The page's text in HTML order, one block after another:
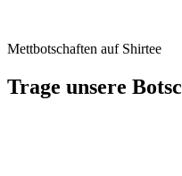
Mettbotschaften auf Shirtee
Trage unsere